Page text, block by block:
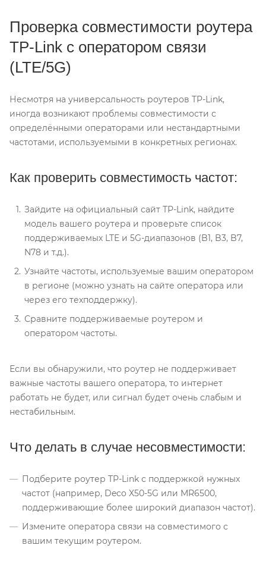
Проверка совместимости роутера
TP-Link с оператором связи
(LTE/5G)
Несмотря на универсальность роутеров TP-Link,
иногда возникают проблемы совместимости с
определёнными операторами или нестандартными
частотами, используемыми в конкретных регионах.
Как проверить совместимость частот:
Зайдите на официальный сайт TP-Link, найдите
модель вашего роутера и проверьте список
поддерживаемых LTE и 5G-диапазонов (B1, B3, B7,
N78 и т.д.).
Узнайте частоты, используемые вашим оператором
в регионе (можно узнать на сайте оператора или
через его техподдержку).
Сравните поддерживаемые роутером и
оператором частоты.
Если вы обнаружили, что роутер не поддерживает
важные частоты вашего оператора, то интернет
работать не будет, или сигнал будет очень слабым и
нестабильным.
Что делать в случае несовместимости:
Подберите роутер TP-Link с поддержкой нужных
частот (например, Deco X50-5G или MR6500,
поддерживающие более широкий диапазон частот).
Измените оператора связи на совместимого с
вашим текущим роутером.